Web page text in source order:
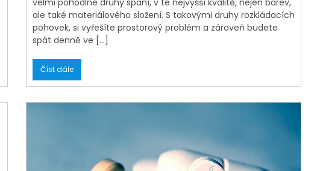
ale také materiálového složení. S takovými druhy rozkládacích
pohovek, si vyřešíte prostorový problém a zároveň budete
spát denně ve […]
Číst dále